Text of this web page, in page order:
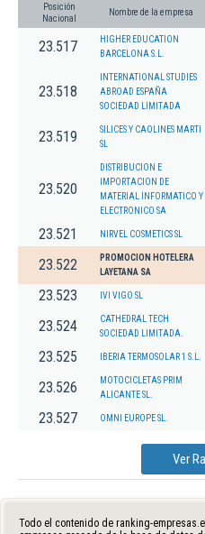
Posición
Nacional
Nombre de la empresa
23.517
HIGHER EDUCATION
BARCELONA S.L.
23.518
INTERNATIONAL STUDIES
ABROAD ESPAÑA
SOCIEDAD LIMITADA
23.519
SILICES Y CAOLINES MARTI
SL
23.520
DISTRIBUCION E
IMPORTACION DE
MATERIAL INFORMATICO Y
ELECTRONICO SA
23.521 NIRVEL COSMETICS SL
23.522
PROMOCION HOTELERA
LAYETANA SA
23.523 IVI VIGO SL
23.524
CATHEDRAL TECH
SOCIEDAD LIMITADA.
23.525 IBERIA TERMOSOLAR 1 S.L.
23.526
MOTOCICLETAS PRIM
ALICANTE SL.
23.527 OMNI EUROPE SL.
Ver
Todo el contenido de ranking-